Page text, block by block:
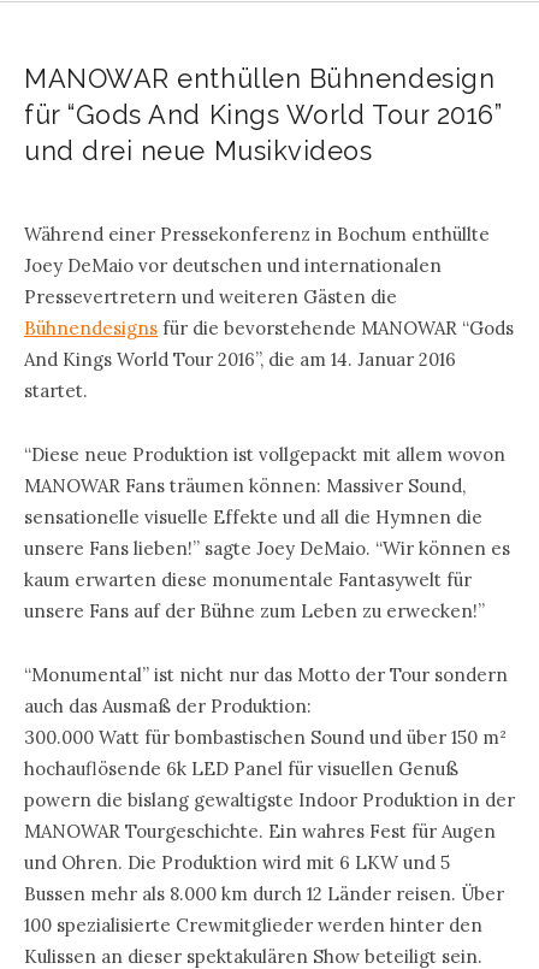
MANOWAR enthüllen Bühnendesign
für “Gods And Kings World Tour 2016”
und drei neue Musikvideos
Während einer Pressekonferenz in Bochum enthüllte
Joey DeMaio vor deutschen und internationalen
Pressevertretern und weiteren Gästen die
Bühnendesigns für die bevorstehende MANOWAR “Gods
And Kings World Tour 2016”, die am 14. Januar 2016
startet.
“Diese neue Produktion ist vollgepackt mit allem wovon
MANOWAR Fans träumen können: Massiver Sound,
sensationelle visuelle Effekte und all die Hymnen die
unsere Fans lieben!” sagte Joey DeMaio. “Wir können es
kaum erwarten diese monumentale Fantasywelt für
unsere Fans auf der Bühne zum Leben zu erwecken!”
“Monumental” ist nicht nur das Motto der Tour sondern
auch das Ausmaß der Produktion:
300.000 Watt für bombastischen Sound und über 150 m²
hochauflösende 6k LED Panel für visuellen Genuß
powern die bislang gewaltigste Indoor Produktion in der
MANOWAR Tourgeschichte. Ein wahres Fest für Augen
und Ohren. Die Produktion wird mit 6 LKW und 5
Bussen mehr als 8.000 km durch 12 Länder reisen. Über
100 spezialisierte Crewmitglieder werden hinter den
Kulissen an dieser spektakulären Show beteiligt sein.